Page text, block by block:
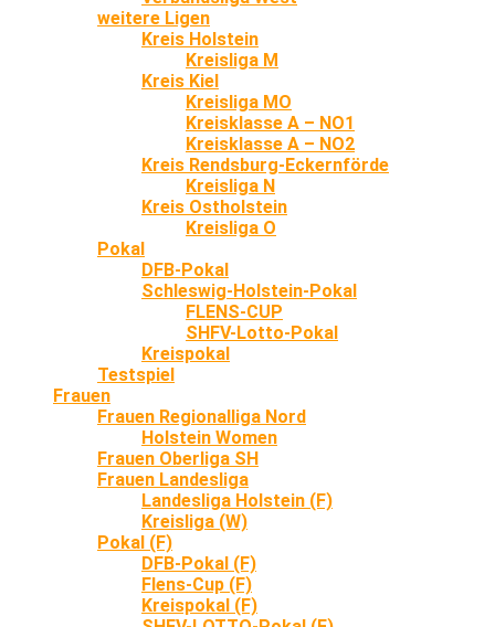
weitere Ligen
Kreis Holstein
Kreisliga M
Kreis Kiel
Kreisliga MO
Kreisklasse A – NO1
Kreisklasse A – NO2
Kreis Rendsburg-Eckernförde
Kreisliga N
Kreis Ostholstein
Kreisliga O
Pokal
DFB-Pokal
Schleswig-Holstein-Pokal
FLENS-CUP
SHFV-Lotto-Pokal
Kreispokal
Testspiel
Frauen
Frauen Regionalliga Nord
Holstein Women
Frauen Oberliga SH
Frauen Landesliga
Landesliga Holstein (F)
Kreisliga (W)
Pokal (F)
DFB-Pokal (F)
Flens-Cup (F)
Kreispokal (F)